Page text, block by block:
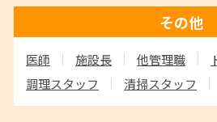
その他
医師 施設長 他管理職
調理スタッフ
清掃スタッフ